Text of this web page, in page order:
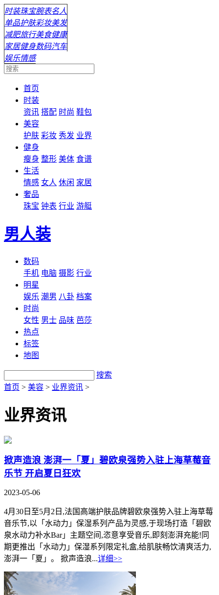
时装珠宝腕表名人
单品护肤彩妆美发
减肥旅行美食健康
家居健身数码汽车
娱乐情感
首页
时装
资讯 搭配 时尚 鞋包
美容
护肤 彩妆 秀发 业界
健身
瘦身 整形 美体 食谱
生活
情感 女人 休闲 家居
奢品
珠宝 钟表 行业 游艇
男人装
数码
手机 电脑 摄影 行业
明星
娱乐 潮男 八卦 档案
时尚
女性 男士 品味 芭莎
热点
标签
地图
搜索
首页 > 美容 > 业界资讯 >
业界资讯
掀声造浪 澎湃一「夏」碧欧泉强势入驻上海草莓音
乐节 开启夏日狂欢
2023-05-06
4月30日至5月2日,法国高端护肤品牌碧欧泉强势入驻上海草莓
音乐节,以「水动力」保湿系列产品为灵感,于现场打造「碧欧
泉水动力补水Bar」主题空间,恣意享受音乐,即刻澎湃充能!同
期更推出「水动力」保湿系列限定礼盒,给肌肤畅饮清爽活力,
澎湃一「夏」。 掀声造浪...详细>>